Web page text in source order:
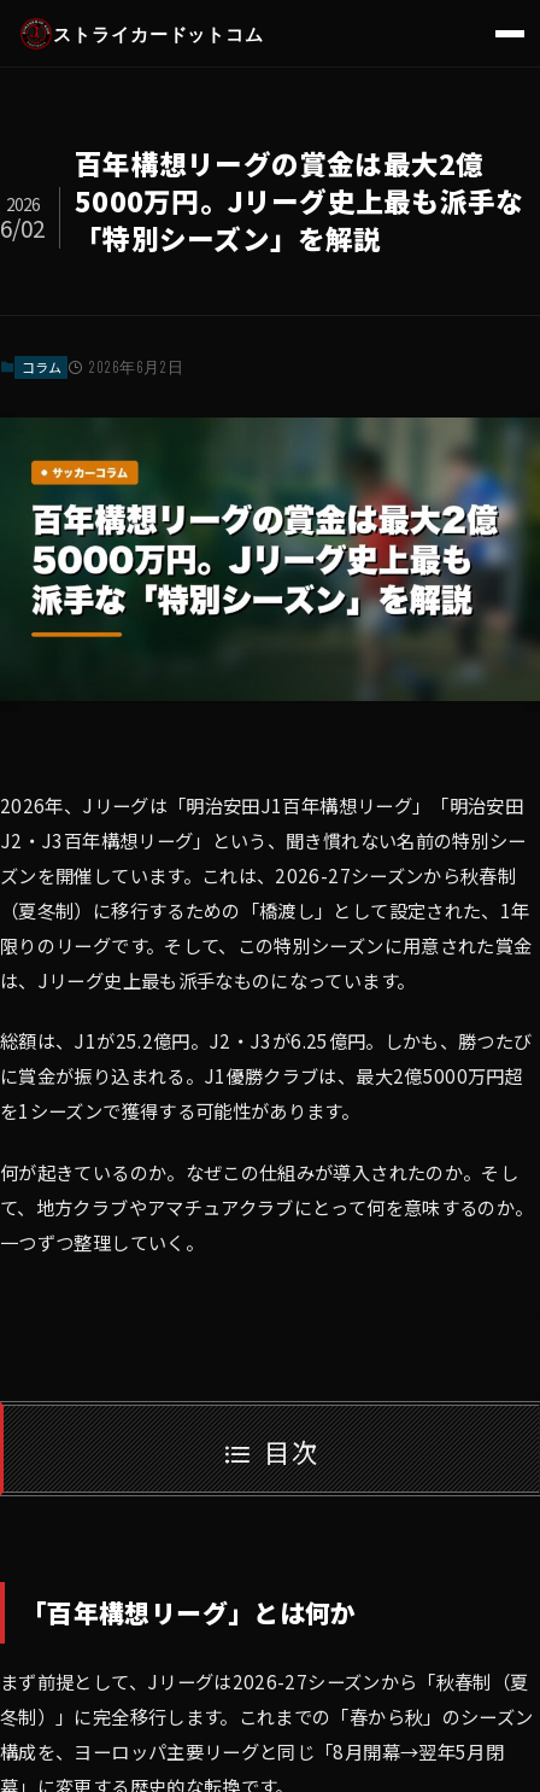
ストライカードットコム
百年構想リーグの賞金は最大2億
5000万円。Jリーグ史上最も派手な
「特別シーズン」を解説
2026
6/02
コラム 2026年6月2日
2026年、Jリーグは「明治安田J1百年構想リーグ」「明治安田
J2・J3百年構想リーグ」という、聞き慣れない名前の特別シー
ズンを開催しています。これは、2026-27シーズンから秋春制
（夏冬制）に移行するための「橋渡し」として設定された、1年
限りのリーグです。そして、この特別シーズンに用意された賞金
は、Jリーグ史上最も派手なものになっています。
総額は、J1が25.2億円。J2・J3が6.25億円。しかも、勝つたび
に賞金が振り込まれる。J1優勝クラブは、最大2億5000万円超
を1シーズンで獲得する可能性があります。
何が起きているのか。なぜこの仕組みが導入されたのか。そし
て、地方クラブやアマチュアクラブにとって何を意味するのか。
一つずつ整理していく。
目次
「百年構想リーグ」とは何か
まず前提として、Jリーグは2026-27シーズンから「秋春制（夏
冬制）」に完全移行します。これまでの「春から秋」のシーズン
構成を、ヨーロッパ主要リーグと同じ「8月開幕→翌年5月閉
幕」に変更する歴史的な転換です。